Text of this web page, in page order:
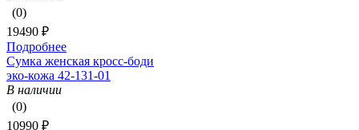
(0)
19490 ₽
Подробнее
Сумка женская кросс-боди
эко-кожа 42-131-01
В наличии
(0)
10990 ₽